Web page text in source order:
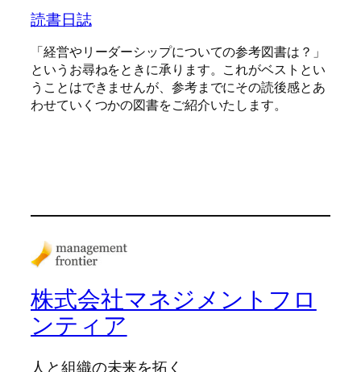
読書日誌
「経営やリーダーシップについての参考図書は？」
というお尋ねをときに承ります。これがベストとい
うことはできませんが、参考までにその読後感とあ
わせていくつかの図書をご紹介いたします。
株式会社マネジメントフロ
ンティア
人と組織の未来を拓く